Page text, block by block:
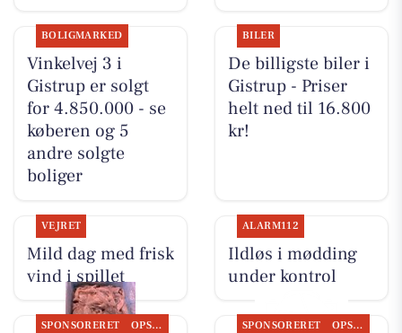
BOLIGMARKED
Vinkelvej 3 i
Gistrup er solgt
for 4.850.000 - se
køberen og 5
andre solgte
boliger
BILER
De billigste biler i
Gistrup - Priser
helt ned til 16.800
kr!
VEJRET
Mild dag med frisk
vind i spillet
ALARM112
Ildløs i mødding
under kontrol
SPONSORERET OPSLAGSTAVLEN SPONSORERET OPSLAGSTAVLEN